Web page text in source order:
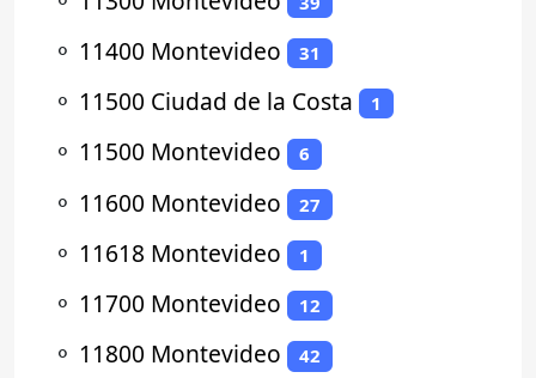
⚬ 11400 Montevideo 31
⚬ 11500 Ciudad de la Costa 1
⚬ 11500 Montevideo 6
⚬ 11600 Montevideo 27
⚬ 11618 Montevideo 1
⚬ 11700 Montevideo 12
⚬ 11800 Montevideo 42